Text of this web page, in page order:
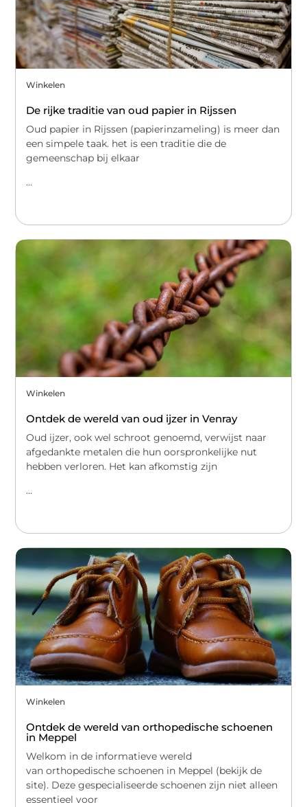
Winkelen
De rijke traditie van oud papier in Rijssen
Oud papier in Rijssen (papierinzameling) is meer dan
een simpele taak. het is een traditie die de
gemeenschap bij elkaar
...
Winkelen
Ontdek de wereld van oud ijzer in Venray
Oud ijzer, ook wel schroot genoemd, verwijst naar
afgedankte metalen die hun oorspronkelijke nut
hebben verloren. Het kan afkomstig zijn
...
Winkelen
Ontdek de wereld van orthopedische schoenen
in Meppel
Welkom in de informatieve wereld
van orthopedische schoenen in Meppel (bekijk de
site). Deze gespecialiseerde schoenen zijn niet alleen
essentieel voor